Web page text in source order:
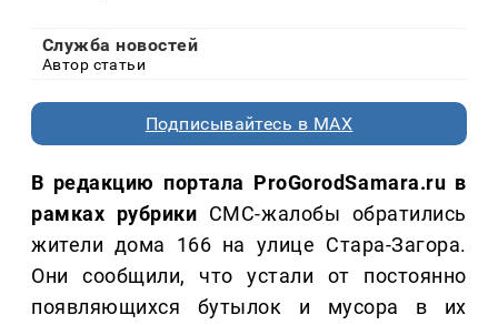
Служба новостей
Автор статьи
Подписывайтесь в MAX
В редакцию портала ProGorodSamara.ru в
рамках рубрики СМС-жалобы обратились
жители дома 166 на улице Стара-Загора.
Они сообщили, что устали от постоянно
появляющихся бутылок и мусора в их